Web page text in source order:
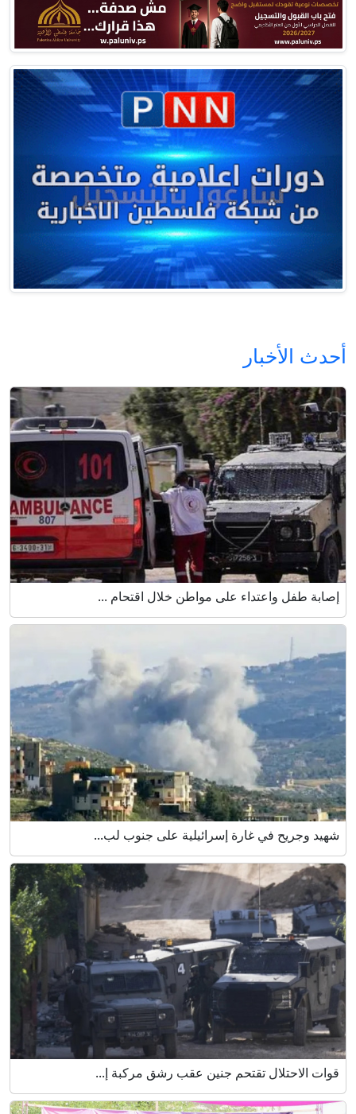
أحدث الأخبار
إصابة طفل واعتداء على مواطن خلال اقتحام ...
شهيد وجريح في غارة إسرائيلية على جنوب لب...
قوات الاحتلال تقتحم جنين عقب رشق مركبة إ...